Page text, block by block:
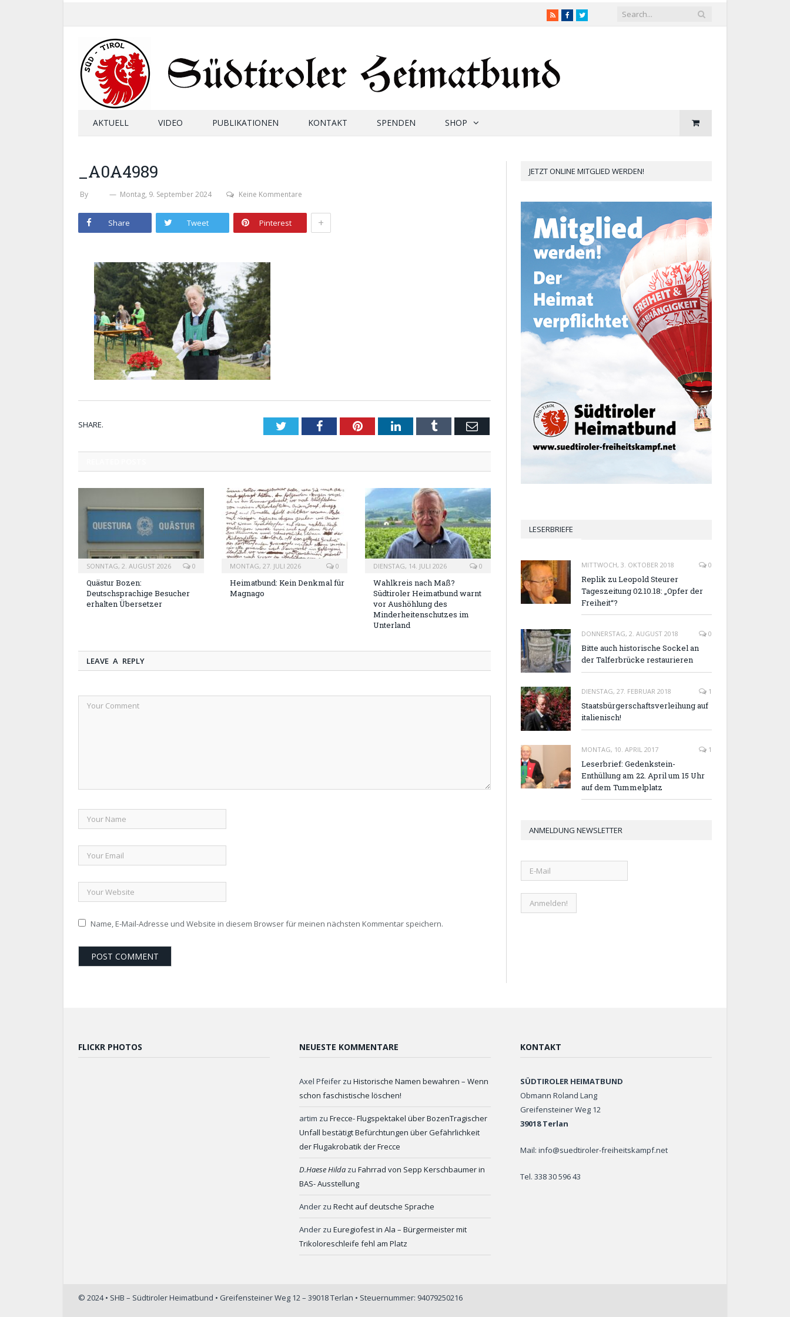
RSSFacebookTwitter
AKTUELL VIDEO PUBLIKATIONEN KONTAKT SPENDEN SHOP
_A0A4989
By Montag, 9. September 2024 Keine Kommentare
Share Tweet Pinterest +
SHARE. TwitterFacebookPinterestLinkedInTumblr Email
SONNTAG, 2. AUGUST 2026 0
Quästur Bozen:
Deutschsprachige Besucher
erhalten Übersetzer
MONTAG, 27. JULI 2026 0
Heimatbund: Kein Denkmal für
Magnago
DIENSTAG, 14. JULI 2026 0
Wahlkreis nach Maß?
Südtiroler Heimatbund warnt
vor Aushöhlung des
Minderheitenschutzes im
Unterland
LEAVE A REPLY
Name, E-Mail-Adresse und Website in diesem Browser für meinen nächsten Kommentar speichern.
JETZT ONLINE MITGLIED WERDEN!
LESERBRIEFE
MITTWOCH, 3. OKTOBER 2018 0
Replik zu Leopold Steurer
Tageszeitung 02.10.18: „Opfer der
Freiheit“?
DONNERSTAG, 2. AUGUST 2018 0
Bitte auch historische Sockel an
der Talferbrücke restaurieren
DIENSTAG, 27. FEBRUAR 2018 1
Staatsbürgerschaftsverleihung auf
italienisch!
MONTAG, 10. APRIL 2017 1
Leserbrief: Gedenkstein-
Enthüllung am 22. April um 15 Uhr
auf dem Tummelplatz
ANMELDUNG NEWSLETTER
FLICKR PHOTOS NEUESTE KOMMENTARE
Axel Pfeifer zu Historische Namen bewahren – Wenn
schon faschistische löschen!
artim zu Frecce- Flugspektakel über BozenTragischer
Unfall bestätigt Befürchtungen über Gefährlichkeit
der Flugakrobatik der Frecce
D.Haese Hilda zu Fahrrad von Sepp Kerschbaumer in
BAS- Ausstellung
Ander zu Recht auf deutsche Sprache
Ander zu Euregiofest in Ala – Bürgermeister mit
Trikoloreschleife fehl am Platz
KONTAKT
SÜDTIROLER HEIMATBUND
Obmann Roland Lang
Greifensteiner Weg 12
39018 Terlan
Mail: info@suedtiroler-freiheitskampf.net
Tel. 338 30 596 43
© 2024 • SHB – Südtiroler Heimatbund • Greifensteiner Weg 12 – 39018 Terlan • Steuernummer: 94079250216